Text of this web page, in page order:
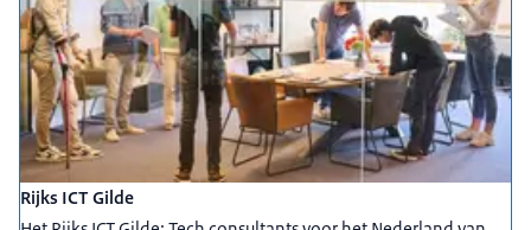
Rijks ICT Gilde